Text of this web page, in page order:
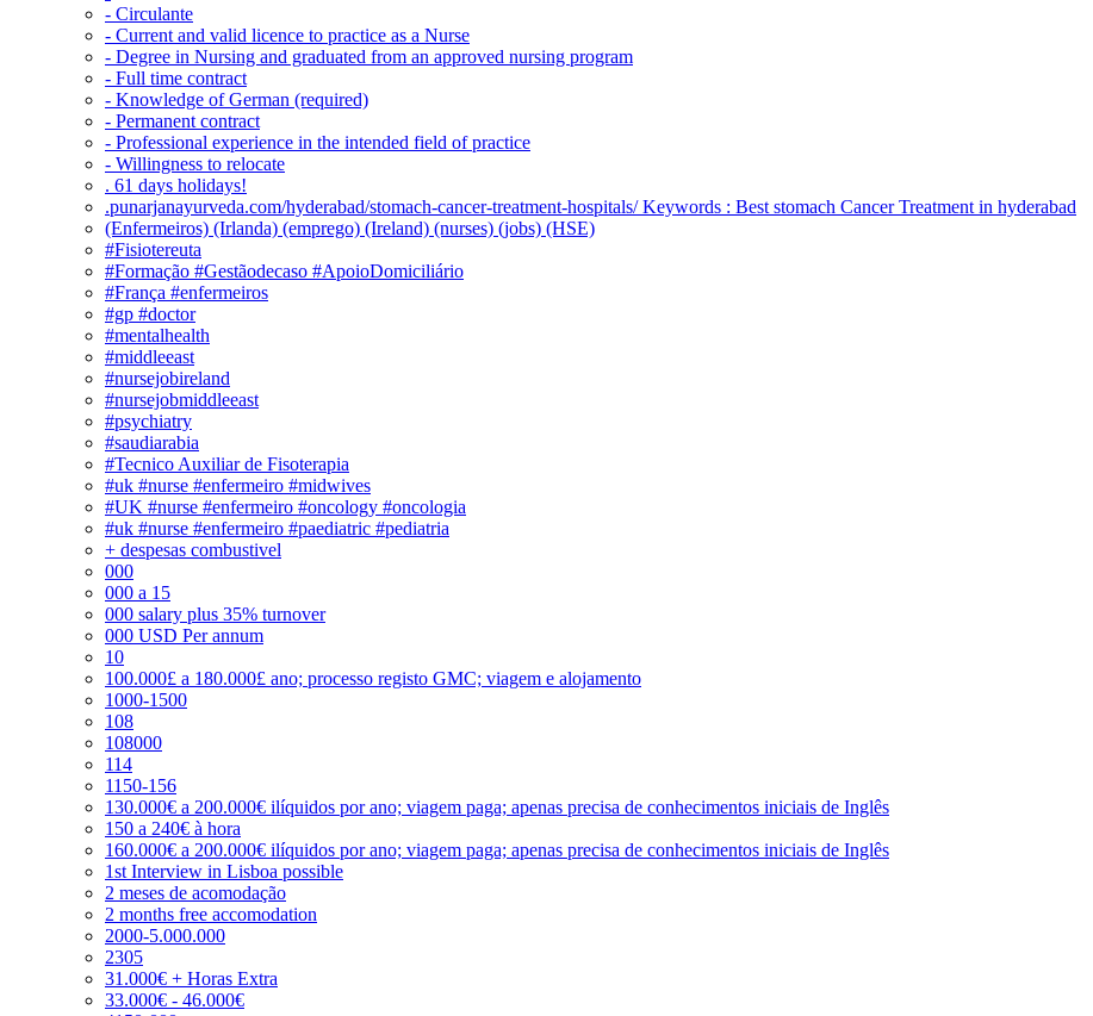
- Circulante
- Current and valid licence to practice as a Nurse
- Degree in Nursing and graduated from an approved nursing program
- Full time contract
- Knowledge of German (required)
- Permanent contract
- Professional experience in the intended field of practice
- Willingness to relocate
. 61 days holidays!
.punarjanayurveda.com/hyderabad/stomach-cancer-treatment-hospitals/ Keywords : Best stomach Cancer Treatment in hyderabad
(Enfermeiros) (Irlanda) (emprego) (Ireland) (nurses) (jobs) (HSE)
#Fisiotereuta
#Formação #Gestãodecaso #ApoioDomiciliário
#França #enfermeiros
#gp #doctor
#mentalhealth
#middleeast
#nursejobireland
#nursejobmiddleeast
#psychiatry
#saudiarabia
#Tecnico Auxiliar de Fisoterapia
#uk #nurse #enfermeiro #midwives
#UK #nurse #enfermeiro #oncology #oncologia
#uk #nurse #enfermeiro #paediatric #pediatria
+ despesas combustivel
000
000 a 15
000 salary plus 35% turnover
000 USD Per annum
10
100.000£ a 180.000£ ano; processo registo GMC; viagem e alojamento
1000-1500
108
108000
114
1150-156
130.000€ a 200.000€ ilíquidos por ano; viagem paga; apenas precisa de conhecimentos iniciais de Inglês
150 a 240€ à hora
160.000€ a 200.000€ ilíquidos por ano; viagem paga; apenas precisa de conhecimentos iniciais de Inglês
1st Interview in Lisboa possible
2 meses de acomodação
2 months free accomodation
2000-5.000.000
2305
31.000€ + Horas Extra
33.000€ - 46.000€